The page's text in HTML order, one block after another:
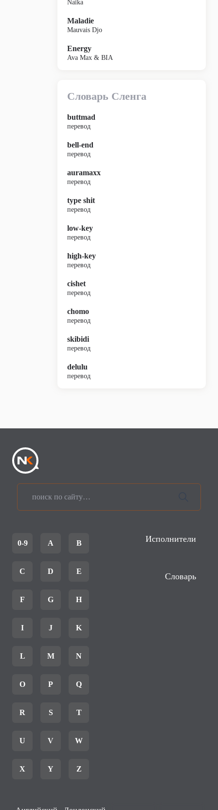
Naïka
Maladie
Mauvais Djo
Energy
Ava Max & BIA
Словарь Сленга
buttmad
перевод
bell-end
перевод
auramaxx
перевод
type shit
перевод
low-key
перевод
high-key
перевод
cishet
перевод
chomo
перевод
skibidi
перевод
delulu
перевод
0-9 A B
C D E
F G H
I J K
L M N
O P Q
R S T
U V W
X Y Z
Исполнители
Словарь